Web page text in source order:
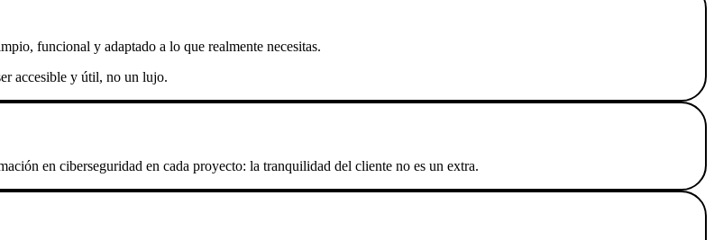
funcional y adaptado a lo que realmente necesitas.
accesible y útil, no un lujo.
en ciberseguridad en cada proyecto: la tranquilidad del cliente no es un extra.